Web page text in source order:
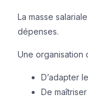
La masse
dépenses.
Une organisation
D’adapter
De